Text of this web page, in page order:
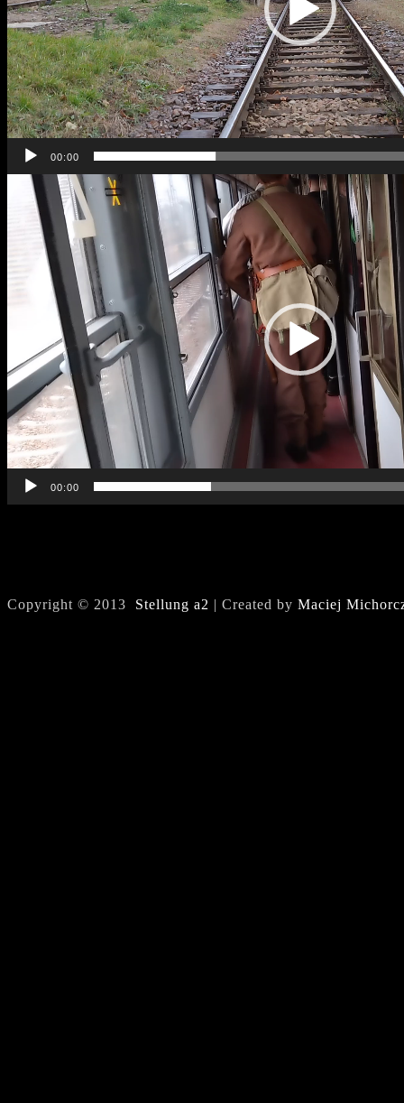
00:00
Odtwarzacz
video
00:00
Copyright © 2013 Stellung a2 | Created by Maciej